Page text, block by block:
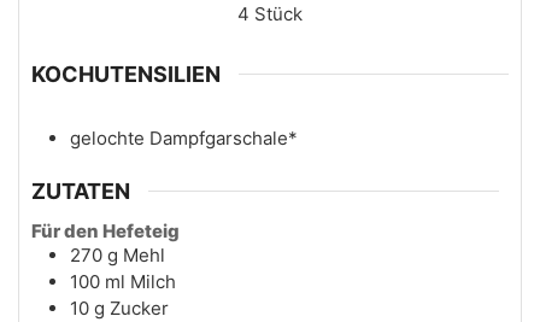
4 Stück
KOCHUTENSILIEN
gelochte Dampfgarschale*
ZUTATEN
Für den Hefeteig
270 g Mehl
100 ml Milch
10 g Zucker